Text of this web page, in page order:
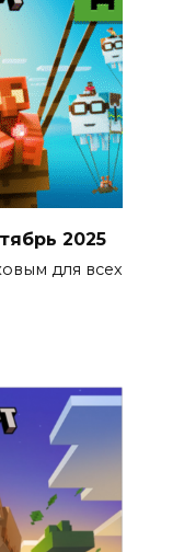
2025
для всех